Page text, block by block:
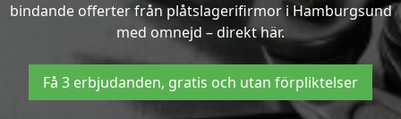
bindande offerter från plåtslagerifirmor i Hamburgsund
med omnejd – direkt här.
Få 3 erbjudanden, gratis och utan förpliktelser